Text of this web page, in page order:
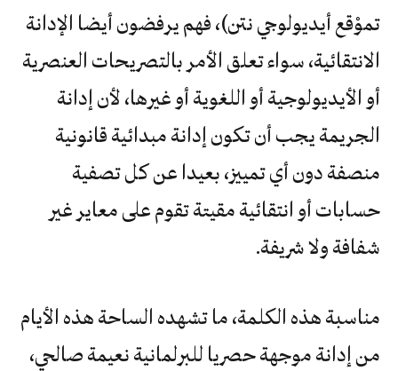
تموْقع أيديولوجي نتن)، فهم يرفضون أيضا الإدانة
الانتقائية، سواء تعلق الأمر بالتصريحات العنصرية
أو الأيديولوجية أو اللغوية أو غيرها، لأن إدانة
الجريمة يجب أن تكون إدانة مبدائية قانونية
منصفة دون أي تمييز، بعيدا عن كل تصفية
حسابات أو انتقائية مقيتة تقوم على معاير غير
شفافة ولا شريفة.
مناسبة هذه الكلمة، ما تشهده الساحة هذه الأيام
من إدانة موجهة حصريا للبرلمانية نعيمة صالحي،